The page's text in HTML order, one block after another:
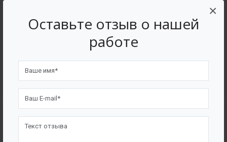
Оставьте отзыв о нашей
работе
×
КНС с мокрым колодцем